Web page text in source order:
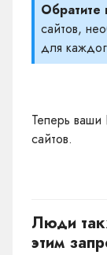
Обратите
сайтов,
для
Теперь
сайтов.
Люди
этим